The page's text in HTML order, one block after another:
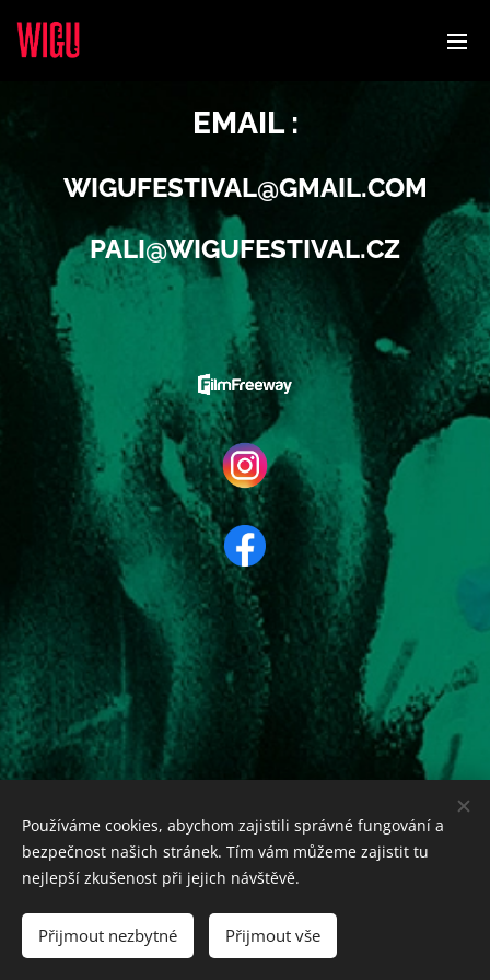
EMAIL :
WIGUFESTIVAL@GMAIL.COM
PALI@WIGUFESTIVAL.CZ
2025 WIGU SFF. Tento projekt je spolufinancován Statutárním
Vytvořeno službou Webnode
Používáme cookies, abychom zajistili správné fungování a
bezpečnost našich stránek. Tím vám můžeme zajistit tu
nejlepší zkušenost při jejich návštěvě.
Přijmout nezbytné Přijmout vše